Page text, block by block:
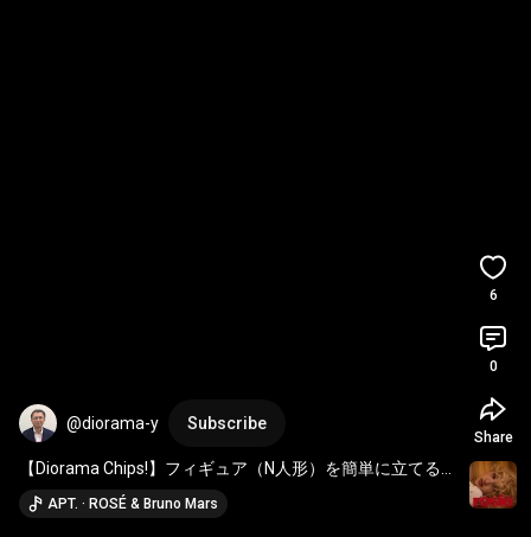
@diorama-y Subscribe
【Diorama Chips!】フィギュア（N人形）を簡単に立てる
方法 #shorts
APT. · ROSÉ & Bruno Mars
6
0
Share